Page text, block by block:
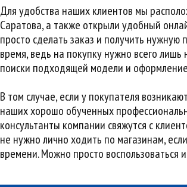
Для удобства наших клиентов мы
Саратова, а также открыли удобный
просто сделать заказ и получить
время, ведь на покупку нужно всего
поиски подходящей модели и
В том случае, если у покупателя
наших хорошо обученных
консультанты компании свяжутся с
не нужно лично ходить по магазинам,
времени. Можно просто воспользоваться